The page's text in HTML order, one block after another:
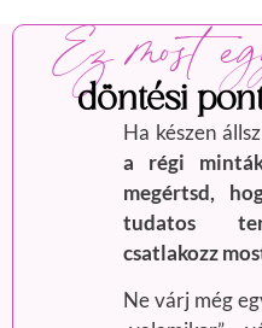
Ez most
döntési
Ha készen
a régi
megértsd,
tudatos
csatlakozz
Ne várj még